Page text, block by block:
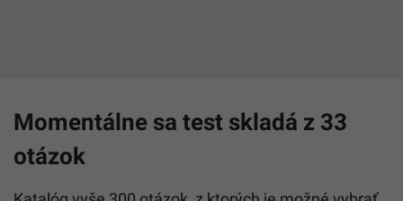
Momentálne sa test skladá z 33
otázok